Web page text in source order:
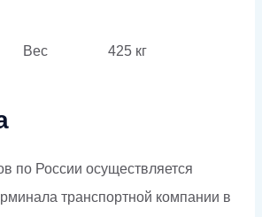
Вес 425 кг
по России осуществляется
транспортной компании в